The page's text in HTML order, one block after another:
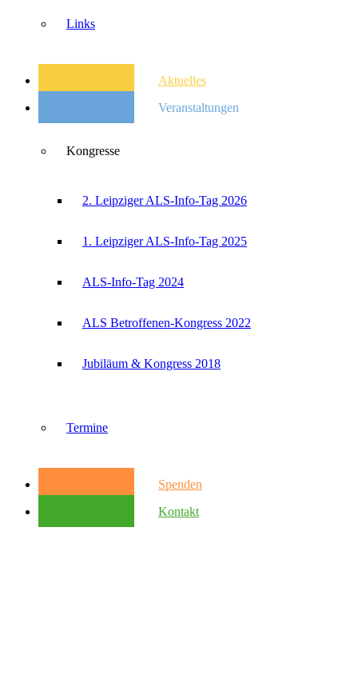
Links
Aktuelles
Veranstaltungen
Kongresse
2. Leipziger ALS-Info-Tag 2026
1. Leipziger ALS-Info-Tag 2025
ALS-Info-Tag 2024
ALS Betroffenen-Kongress 2022
Jubiläum & Kongress 2018
Termine
Spenden
Kontakt